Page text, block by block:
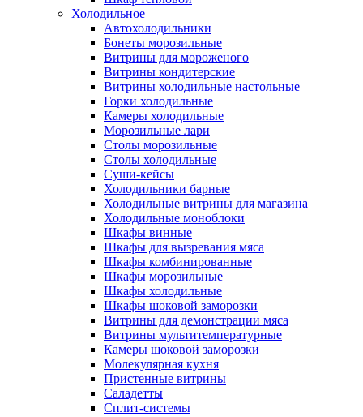
Холодильное
Автохолодильники
Бонеты морозильные
Витрины для мороженого
Витрины кондитерские
Витрины холодильные настольные
Горки холодильные
Камеры холодильные
Морозильные лари
Столы морозильные
Столы холодильные
Суши-кейсы
Холодильники барные
Холодильные витрины для магазина
Холодильные моноблоки
Шкафы винные
Шкафы для вызревания мяса
Шкафы комбинированные
Шкафы морозильные
Шкафы холодильные
Шкафы шоковой заморозки
Витрины для демонстрации мяса
Витрины мультитемпературные
Камеры шоковой заморозки
Молекулярная кухня
Пристенные витрины
Саладетты
Сплит-системы